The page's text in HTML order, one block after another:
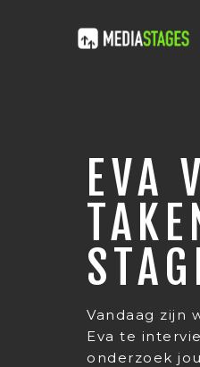
EVA
Vandaag zijn
Eva te
onderzoek